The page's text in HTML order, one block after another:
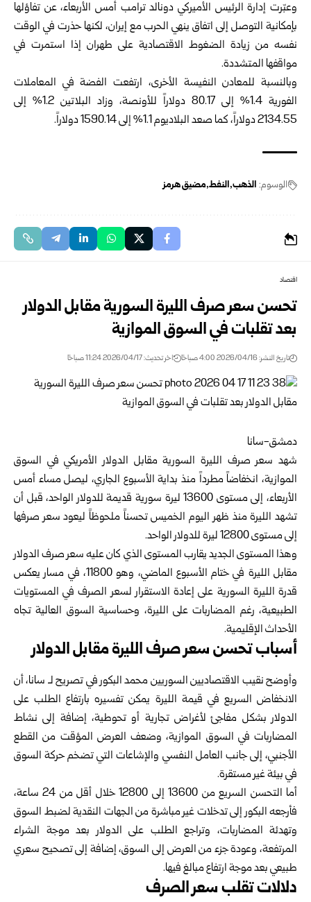
وعبّرت إدارة الرئيس الأميركي دونالد ترامب أمس الأربعاء، عن تفاؤلها
بإمكانية التوصل إلى اتفاق ينهي الحرب مع إيران، لكنها حذرت في الوقت
نفسه من زيادة الضغوط الاقتصادية على طهران إذا استمرت في
مواقفها المتشددة.
وبالنسبة للمعادن النفيسة الأخرى، ارتفعت الفضة في المعاملات
الفورية 1.4% إلى 80.17 دولاراً للأونصة، وزاد البلاتين 1.2% إلى
2134.55 دولاراً، كما صعد البلاديوم 1.1% إلى 1590.14 دولاراً.
الوسوم: الذهب النفط مضيق هرمز
اقتصاد
تحسن سعر صرف الليرة السورية مقابل الدولار
بعد تقلبات في السوق الموازية
تاريخ النشر: 2026/04/16 4:00 صباحًا اخر تحديث: 2026/04/17 11:24 صباحًا
دمشق-سانا
شهد سعر صرف الليرة السورية مقابل الدولار الأمريكي في السوق
الموازية، انخفاضاً مطرداً منذ بداية الأسبوع الجاري، ليصل مساء أمس
الأربعاء، إلى مستوى 13600 ليرة سورية قديمة للدولار الواحد، قبل أن
تشهد الليرة منذ ظهر اليوم الخميس تحسناً ملحوظاً ليعود سعر صرفها
إلى مستوى 12800 ليرة للدولار الواحد.
وهذا المستوى الجديد يقارب المستوى الذي كان عليه سعر صرف الدولار
مقابل الليرة في ختام الأسبوع الماضي، وهو 11800، في مسار يعكس
قدرة الليرة السورية على إعادة الاستقرار لسعر الصرف في المستويات
الطبيعية، رغم المضاربات على الليرة، وحساسية السوق العالية تجاه
الأحداث الإقليمية.
أسباب تحسن سعر صرف الليرة مقابل الدولار
وأوضحنقيب الاقتصاديين السوريين محمد البكور في تصريح لـ سانا، أن
الانخفاض السريع في قيمة الليرة يمكن تفسيره بارتفاع الطلب على
الدولار بشكل مفاجئ لأغراض تجارية أو تحوطية، إضافة إلى نشاط
المضاربات في السوق الموازية، وضعف العرض المؤقت من القطع
الأجنبي، إلى جانب العامل النفسي والإشاعات التي تضخم حركة السوق
في بيئة غير مستقرة.
أما التحسن السريع من 13600 إلى 12800 خلال أقل من 24 ساعة،
فأرجعه البكور إلى تدخلات غير مباشرة من الجهات النقدية لضبط السوق
وتهدئة المضاربات، وتراجع الطلب على الدولار بعد موجة الشراء
المرتفعة، وعودة جزء من العرض إلى السوق، إضافة إلى تصحيح سعري
طبيعي بعد موجة ارتفاع مبالغ فيها.
دلالات تقلب سعر الصرف